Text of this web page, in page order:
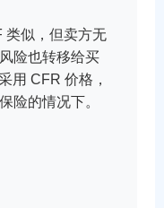
类似，但卖方无
险也转移给买
用 CFR 价格，
险的情况下。